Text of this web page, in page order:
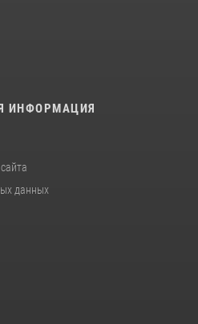
ИНФОРМАЦИЯ
данных